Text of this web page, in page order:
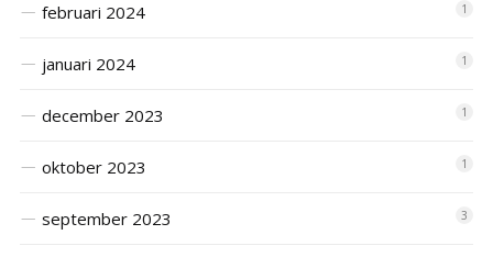
februari 2024 1
januari 2024 1
december 2023 1
oktober 2023 1
september 2023 3